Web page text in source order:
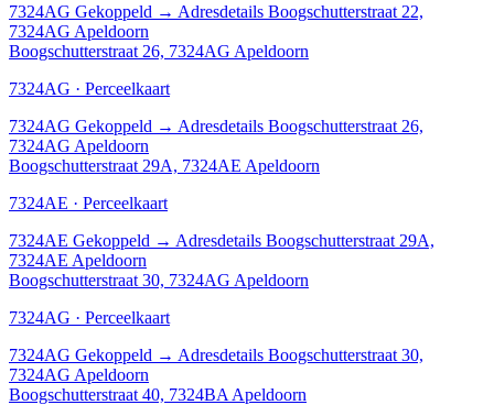
7324AG Gekoppeld → Adresdetails Boogschutterstraat 22,
7324AG Apeldoorn
Boogschutterstraat 26, 7324AG Apeldoorn
7324AG · Perceelkaart
7324AG Gekoppeld → Adresdetails Boogschutterstraat 26,
7324AG Apeldoorn
Boogschutterstraat 29A, 7324AE Apeldoorn
7324AE · Perceelkaart
7324AE Gekoppeld → Adresdetails Boogschutterstraat 29A,
7324AE Apeldoorn
Boogschutterstraat 30, 7324AG Apeldoorn
7324AG · Perceelkaart
7324AG Gekoppeld → Adresdetails Boogschutterstraat 30,
7324AG Apeldoorn
Boogschutterstraat 40, 7324BA Apeldoorn